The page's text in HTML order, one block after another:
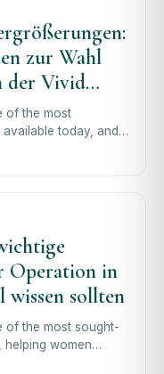
zur Wahl
der Vivid
of the most
today, and
Operation in
sollten
of the most sought-
women